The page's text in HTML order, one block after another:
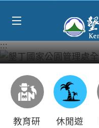
:::
教育研
休閒遊